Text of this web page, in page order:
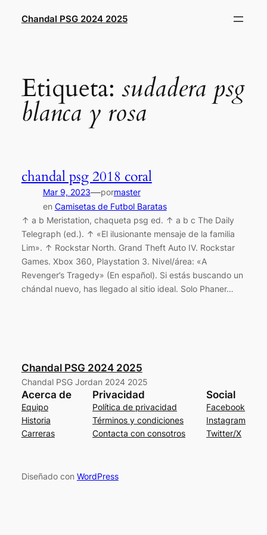
Chandal PSG 2024 2025
Etiqueta: sudadera psg
blanca y rosa
chandal psg 2018 coral
Mar 9, 2023—pormaster
en Camisetas de Futbol Baratas
↑ a b Meristation, chaqueta psg ed. ↑ a b c The Daily
Telegraph (ed.). ↑ «El ilusionante mensaje de la familia
Lim». ↑ Rockstar North. Grand Theft Auto IV. Rockstar
Games. Xbox 360, Playstation 3. Nivel/área: «A
Revenger’s Tragedy» (En español). Si estás buscando un
chándal nuevo, has llegado al sitio ideal. Solo Phaner…
Chandal PSG 2024 2025
Chandal PSG Jordan 2024 2025
Acerca de
Equipo
Historia
Carreras
Privacidad
Política de privacidad
Términos y condiciones
Contacta con consotros
Social
Facebook
Instagram
Twitter/X
Diseñado con WordPress